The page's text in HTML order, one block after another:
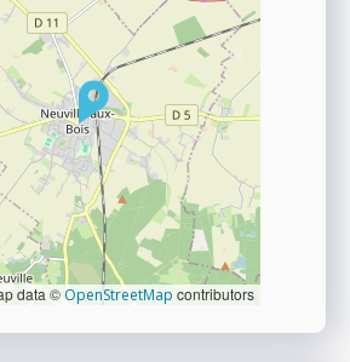
data ©OpenStreetMap contributors